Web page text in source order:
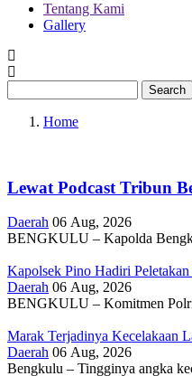
Menu
second
Tentang Kami
Gallery
Home
Lewat Podcast Tribun
Daerah 06 Aug, 2026
BENGKULU – Kapolda
Kapolsek Pino Hadiri
Daerah 06 Aug, 2026
BENGKULU – Komitmen Polri
Marak Terjadinya Kecelakaan
Daerah 06 Aug, 2026
Bengkulu – Tingginya angka